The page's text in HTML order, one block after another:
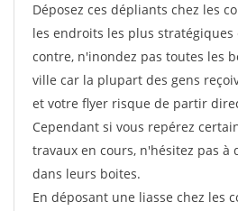
Déposez ces dépliants chez les
les endroits les plus
contre, n'inondez pas toutes les
ville car la plupart des gens
et votre flyer risque de partir
Cependant si vous repérez
travaux en cours, n'hésitez pas
dans leurs boites.
En déposant une liasse chez les